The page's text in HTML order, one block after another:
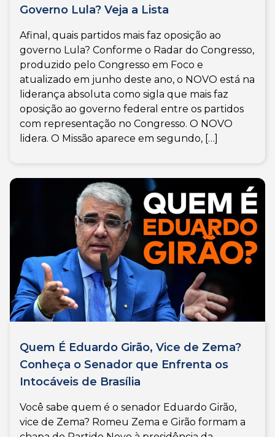
Governo Lula? Veja a Lista
Afinal, quais partidos mais faz oposição ao
governo Lula? Conforme o Radar do Congresso,
produzido pelo Congresso em Foco e
atualizado em junho deste ano, o NOVO está na
liderança absoluta como sigla que mais faz
oposição ao governo federal entre os partidos
com representação no Congresso. O NOVO
lidera. O Missão aparece em segundo, […]
Quem É Eduardo Girão, Vice de Zema?
Conheça o Senador que Enfrenta os
Intocáveis de Brasília
Você sabe quem é o senador Eduardo Girão,
vice de Zema? Romeu Zema e Girão formam a